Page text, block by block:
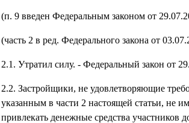
(п. 9 введен Федеральным законом от
(часть 2 в ред. Федерального закона от
2.1. Утратил силу. - Федеральный закон от
2.2. Застройщики, не удовлетворяющие
указанным в части 2 настоящей статьи, не
привлекать денежные средства участников